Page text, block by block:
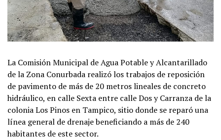
La Comisión Municipal de Agua Potable y Alcantarillado
de la Zona Conurbada realizó los trabajos de reposición
de pavimento de más de 20 metros lineales de concreto
hidráulico, en calle Sexta entre calle Dos y Carranza de la
colonia Los Pinos en Tampico, sitio donde se reparó una
línea general de drenaje beneficiando a más de 240
habitantes de este sector.